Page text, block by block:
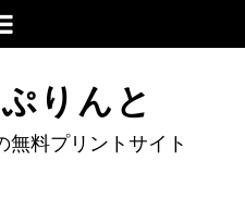
りんと
無料プリントサイト